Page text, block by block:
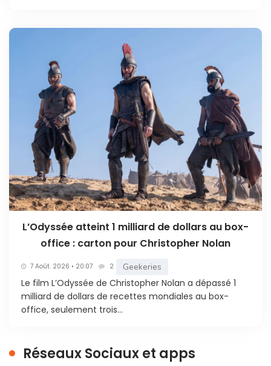
L’Odyssée atteint 1 milliard de dollars au box-
office : carton pour Christopher Nolan
7 Août. 2026 • 20:07 2 Geekeries
Le film L’Odyssée de Christopher Nolan a dépassé 1
milliard de dollars de recettes mondiales au box-
office, seulement trois...
Réseaux Sociaux et apps